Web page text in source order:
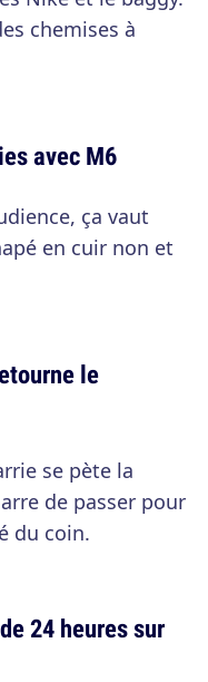
chemises à
avec M6
ça vaut
en cuir non et
le
se pète la
de passer pour
du coin.
24 heures sur